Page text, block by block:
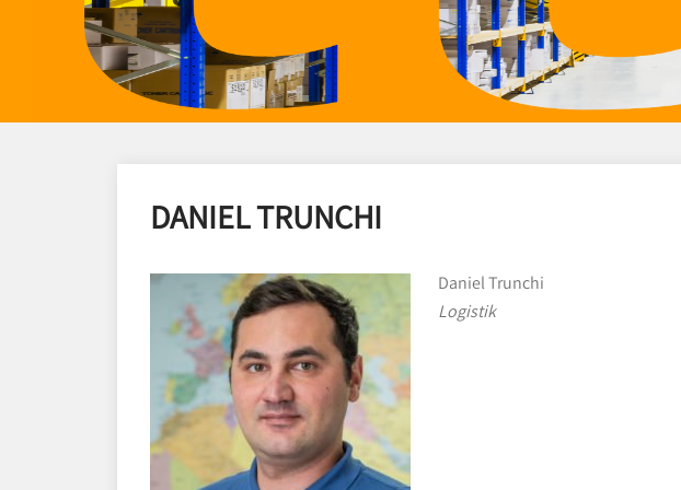
DANIEL TRUNCHI
Daniel Trunchi
Logistik